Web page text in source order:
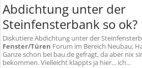
Abdichtung unter der
Steinfensterbank so ok?
DiskutiereAbdichtung unter der
Fenster/Türen Forum im Bereich Neubau;
Ganze schon bei bau.de gefragt, da aber nix
bekommen. Vielleicht klappts ja hier... ich...